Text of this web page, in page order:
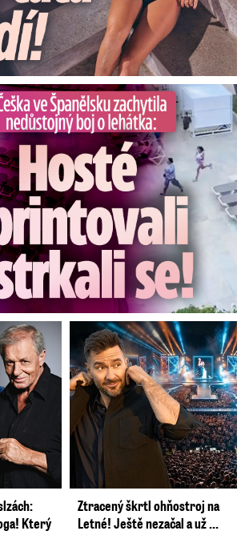
natočila nedůstojný boj o lehátka
Který
Ztracený škrtl ohňostroj na
Letné! Ještě nezačal a už ...